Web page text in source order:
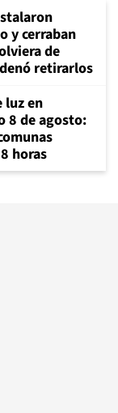
y cerraban
de
retirarlos
luz en
8 de agosto:
horas